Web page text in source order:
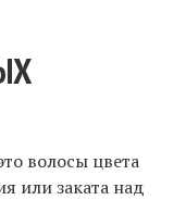
волосы цвета
или заката над